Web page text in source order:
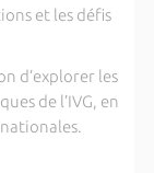
et les défis
d’explorer les
de l’IVG, en